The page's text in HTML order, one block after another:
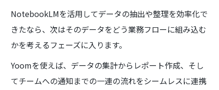
NotebookLMを活用してデータの抽出や整理を効率化で
きたなら、次はそのデータをどう業務フローに組み込む
かを考えるフェーズに入ります。
Yoomを使えば、データの集計からレポート作成、そし
てチームへの通知までの一連の流れをシームレスに連携